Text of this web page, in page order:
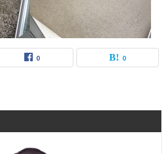
0 0